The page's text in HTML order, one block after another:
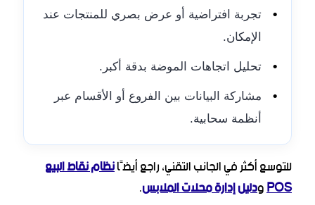
•
تجربة افتراضية أو عرض بصري للمنتجات عند
الإمكان.
• تحليل اتجاهات الموضة بدقة أكبر.
•
مشاركة البيانات بين الفروع أو الأقسام عبر
أنظمة سحابية.
للتوسع أكثر في الجانب التقني، راجع أيضًانظام نقاط البيع
POSودليل إدارة محلات الملابس.